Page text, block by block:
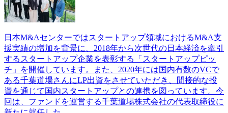
日本M&Aセンターではスタートアップ領域におけるM&A支
援実績の増加を背景に、2018年から次世代の日本経済を牽引
するスタートアップ企業を表彰する「スタートアップピッ
チ」を開催しています。また、2020年には国内有数のVCで
ある千葉道場さんにLP出資をさせていただき、間接的な投
資を通じて国内スタートアップとの連携を図っています。今
回は、ファンドを運営する千葉道場株式会社の代表取締役に